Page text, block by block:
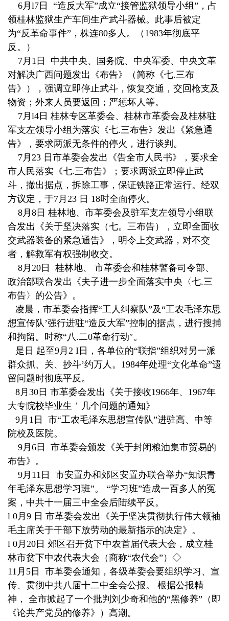
6月l7日 “造反大军”成立“接管监狱领导小组”，占
领桂林监狱生产车间生产武斗器械。此事后被定
为“反革命事件”，株连80多人。（1983年彻底平
反。）
7月1日 中共中央、国务院、中央军委、中央文革
对解决广西问题发出《布告》（简称《七.三布
告》），强调立即停止武斗，恢复交通，交回枪支及
物资；外来人员要返回；严惩坏人等。
7月l4日 桂林专区革委会、桂林市革委会及桂林驻
军支左领导小组为落实《七.三布告》发出《紧急通
告》，要求两派无条件的停火，进行谈判。
7月23 日市革委会发出《告全市人民书》，要求全
市人民落实《七.三布告》；要求两派立即停止武
斗，撤出据点，拆除工事，保证铁路正常运行。经双
方议定，于7月23 日 18时全面停火。
8月8日 桂林地、市革委会及驻军支左领导小组联
合发出《关于坚决落实（七。三布告），立即全面收
交武器装备的紧急通告》，明令上交武器，对不交
者，解救军有权强制收交。
8月20日 桂林地、 市革委会和桂林警备司令部、
政治部联合发出《夫子进一步全面落实中央〈七.三
布告〉的公告》。
凌晨，市革委会指挥“工人纠察队”及“工农毛泽东思
想宣传队’强行进驻“造反大军”控制的据点，进行搜捕
和拘留。时称“八.二0革命行动″。
是日 起至9月2 I日，各单位的“联指”组织对另一派
群众抓、关、抄斗’约万人。1984年处理“文化革命”遗
留问题时彻底平反。
8月30日 市革委会发出《关于接收1966年、1967年
大专院校毕业生＇几个问题的通知》
9月1日 市“工农毛泽东思想宣传队”进驻高、中等
院校及医院。
9月6日 市革委会颁发《关于封闭粮油集市贸易的
布告》。
9月11日 市安置办和郊区安置办联合举办“知识青
年毛泽东思想学习班”。 “学习班”造成一百多人的冤
案，中共十一届三中全会后陆续平反。
l 0月9 日 市革委会发出《关于坚决贯彻执行伟大领袖
毛主席关于干部下放劳动的最新指示的决定》。
l 0月20日 郊区召开贫下中农首届代表大会，成立桂
林市贫下中农代表大会（商称“农代会”）◇
11月5日 市革委会通知，各级革委会要组织学习、宣
传、贯彻中共八届十二中全会公报。 根据公报精
神， 全市掀起了一个批判刘少奇和他的“黑修养”（即
《论共产党员的修养》）高潮。